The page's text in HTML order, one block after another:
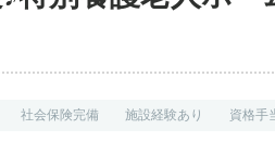
社会保険完備 施設経験あり 資格手